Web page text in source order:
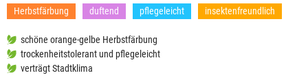
Herbstfärbung duftend pflegeleicht insektenfreundlich
schöne orange-gelbe Herbstfärbung
trockenheitstolerant und pflegeleicht
verträgt Stadtklima